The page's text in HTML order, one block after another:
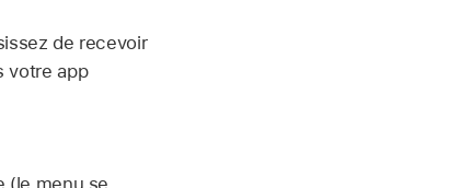
de recevoir
votre app